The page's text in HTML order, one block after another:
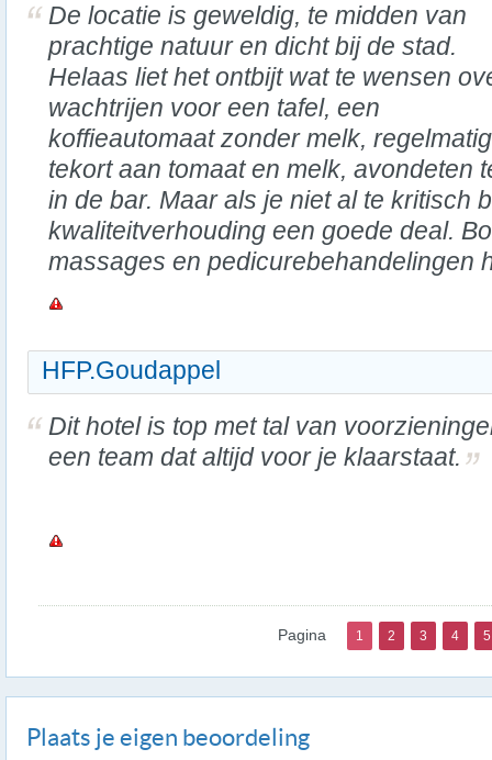
De locatie is geweldig, te midden van
prachtige natuur en dicht bij de stad.
Helaas liet het ontbijt wat te wensen
wachtrijen voor een tafel, een
koffieautomaat zonder melk, regelmatig
tekort aan tomaat en melk, avondeten
in de bar. Maar als je niet al te kritisch
kwaliteitverhouding een goede deal.
massages en pedicurebehandelingen
HFP.Goudappel
Dit hotel is top met tal van
een team dat altijd voor je klaarstaat.
Pagina 1 2 3 4 5
Plaats je eigen beoordeling